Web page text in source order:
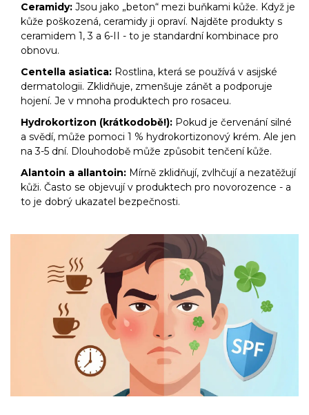
Ceramidy: Jsou jako „beton“ mezi buňkami kůže. Když je
kůže poškozená, ceramidy ji opraví. Najděte produkty s
ceramidem 1, 3 a 6-II - to je standardní kombinace pro
obnovu.
Centella asiatica: Rostlina, která se používá v asijské
dermatologii. Zklidňuje, zmenšuje zánět a podporuje
hojení. Je v mnoha produktech pro rosaceu.
Hydrokortizon (krátkodobě!): Pokud je červenání silné
a svědí, může pomoci 1 % hydrokortizonový krém. Ale jen
na 3-5 dní. Dlouhodobě může způsobit tenčení kůže.
Alantoin a allantoin: Mírně zklidňují, zvlhčují a nezatěžují
kůži. Často se objevují v produktech pro novorozence - a
to je dobrý ukazatel bezpečnosti.